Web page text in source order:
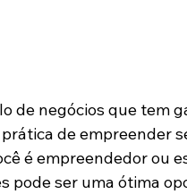
de negócios que tem
de empreender
é empreendedor ou
pode ser uma ótima